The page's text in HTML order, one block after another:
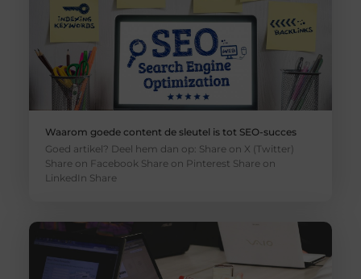
Waarom goede content de sleutel is tot SEO-succes
Goed artikel? Deel hem dan op: Share on X (Twitter)
Share on Facebook Share on Pinterest Share on
LinkedIn Share